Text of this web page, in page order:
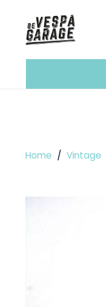
Home / Vintage